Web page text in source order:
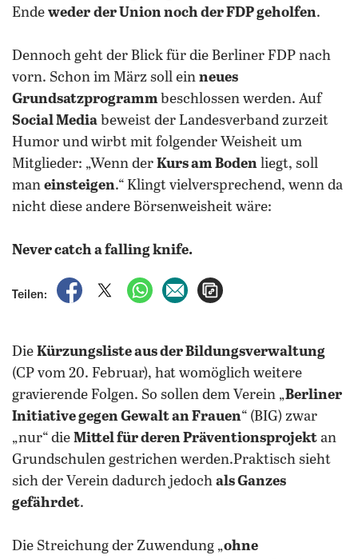
Ende weder der Union noch der FDP geholfen.
Dennoch geht der Blick für die Berliner FDP nach
vorn. Schon im März soll ein neues
Grundsatzprogramm beschlossen werden. Auf
Social Media beweist der Landesverband zurzeit
Humor und wirbt mit folgender Weisheit um
Mitglieder: „Wenn der Kurs am Boden liegt, soll
man einsteigen.“ Klingt vielversprechend, wenn da
nicht diese andere Börsenweisheit wäre:
Never catch a falling knife.
Teilen:
auf Facebook teilen
auf X teilenper WhatsApp teilen
per E-Mail teilen
Die Kürzungsliste aus der Bildungsverwaltung
(CP vom 20. Februar), hat womöglich weitere
gravierende Folgen. So sollen dem Verein „Berliner
Initiative gegen Gewalt an Frauen“ (BIG) zwar
„nur“ die Mittel für deren Präventionsprojekt an
Grundschulen gestrichen werden.Praktisch sieht
sich der Verein dadurch jedoch als Ganzes
gefährdet.
Die Streichung der Zuwendung „ohne